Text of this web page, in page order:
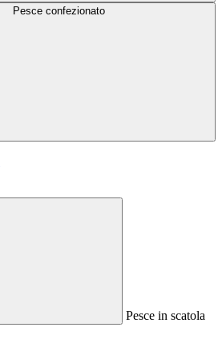
Pesce confezionato
Pesce in scatola